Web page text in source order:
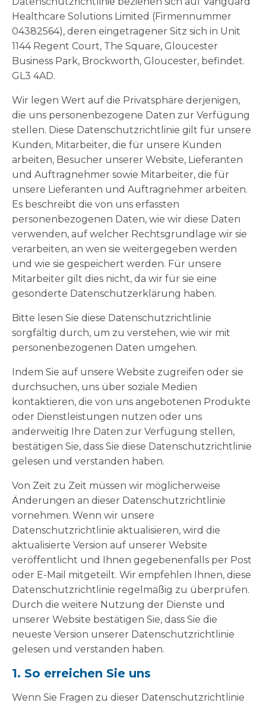
Healthcare Solutions Limited (Firmennummer
04382564), deren eingetragener Sitz sich in Unit
1144 Regent Court, The Square, Gloucester
Business Park, Brockworth, Gloucester, befindet.
GL3 4AD.
Wir legen Wert auf die Privatsphäre derjenigen,
die uns personenbezogene Daten zur Verfügung
stellen. Diese Datenschutzrichtlinie gilt für unsere
Kunden, Mitarbeiter, die für unsere Kunden
arbeiten, Besucher unserer Website, Lieferanten
und Auftragnehmer sowie Mitarbeiter, die für
unsere Lieferanten und Auftragnehmer arbeiten.
Es beschreibt die von uns erfassten
personenbezogenen Daten, wie wir diese Daten
verwenden, auf welcher Rechtsgrundlage wir sie
verarbeiten, an wen sie weitergegeben werden
und wie sie gespeichert werden. Für unsere
Mitarbeiter gilt dies nicht, da wir für sie eine
gesonderte Datenschutzerklärung haben.
Bitte lesen Sie diese Datenschutzrichtlinie
sorgfältig durch, um zu verstehen, wie wir mit
personenbezogenen Daten umgehen.
Indem Sie auf unsere Website zugreifen oder sie
durchsuchen, uns über soziale Medien
kontaktieren, die von uns angebotenen Produkte
oder Dienstleistungen nutzen oder uns
anderweitig Ihre Daten zur Verfügung stellen,
bestätigen Sie, dass Sie diese Datenschutzrichtlinie
gelesen und verstanden haben.
Von Zeit zu Zeit müssen wir möglicherweise
Änderungen an dieser Datenschutzrichtlinie
vornehmen. Wenn wir unsere
Datenschutzrichtlinie aktualisieren, wird die
aktualisierte Version auf unserer Website
veröffentlicht und Ihnen gegebenenfalls per Post
oder E-Mail mitgeteilt. Wir empfehlen Ihnen, diese
Datenschutzrichtlinie regelmäßig zu überprüfen.
Durch die weitere Nutzung der Dienste und
unserer Website bestätigen Sie, dass Sie die
neueste Version unserer Datenschutzrichtlinie
gelesen und verstanden haben.
1. So erreichen Sie uns
Wenn Sie Fragen zu dieser Datenschutzrichtlinie